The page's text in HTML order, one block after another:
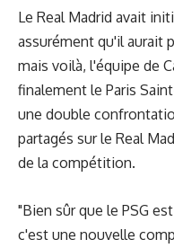
Le Real Madrid avait
assurément qu'il aurait
mais voilà, l'équipe de
finalement le Paris
une double
partagés sur le Real
de la compétition.
"Bien sûr que le PSG
c'est une nouvelle